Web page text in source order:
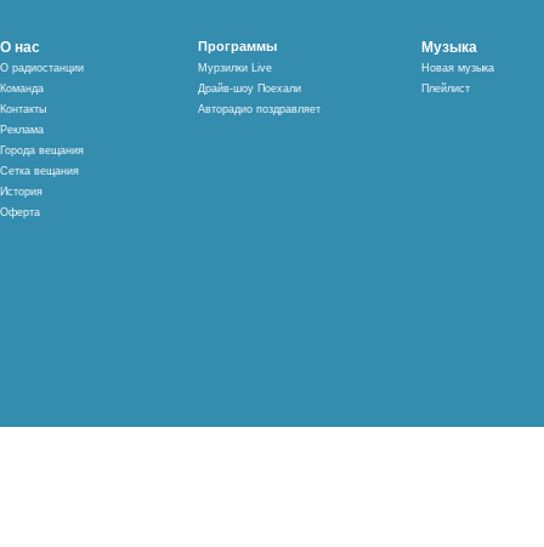
О нас
О радиостанции
Команда
Контакты
Реклама
Города вещания
Сетка вещания
История
Оферта
Программы
Мурзилки Live
Драйв-шоу Поехали
Авторадио поздравляет
Музыка
Новая музыка
Плейлист